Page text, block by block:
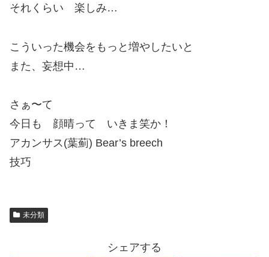
それくらい 楽しみ…
こういった機会をもっと増やしたいと
また、妄想中…
さぁ〜て
今日も 顔晴って いきま笑か！
アカンサス(葉薊) Bear’s breech
技巧
未分類
シェアする